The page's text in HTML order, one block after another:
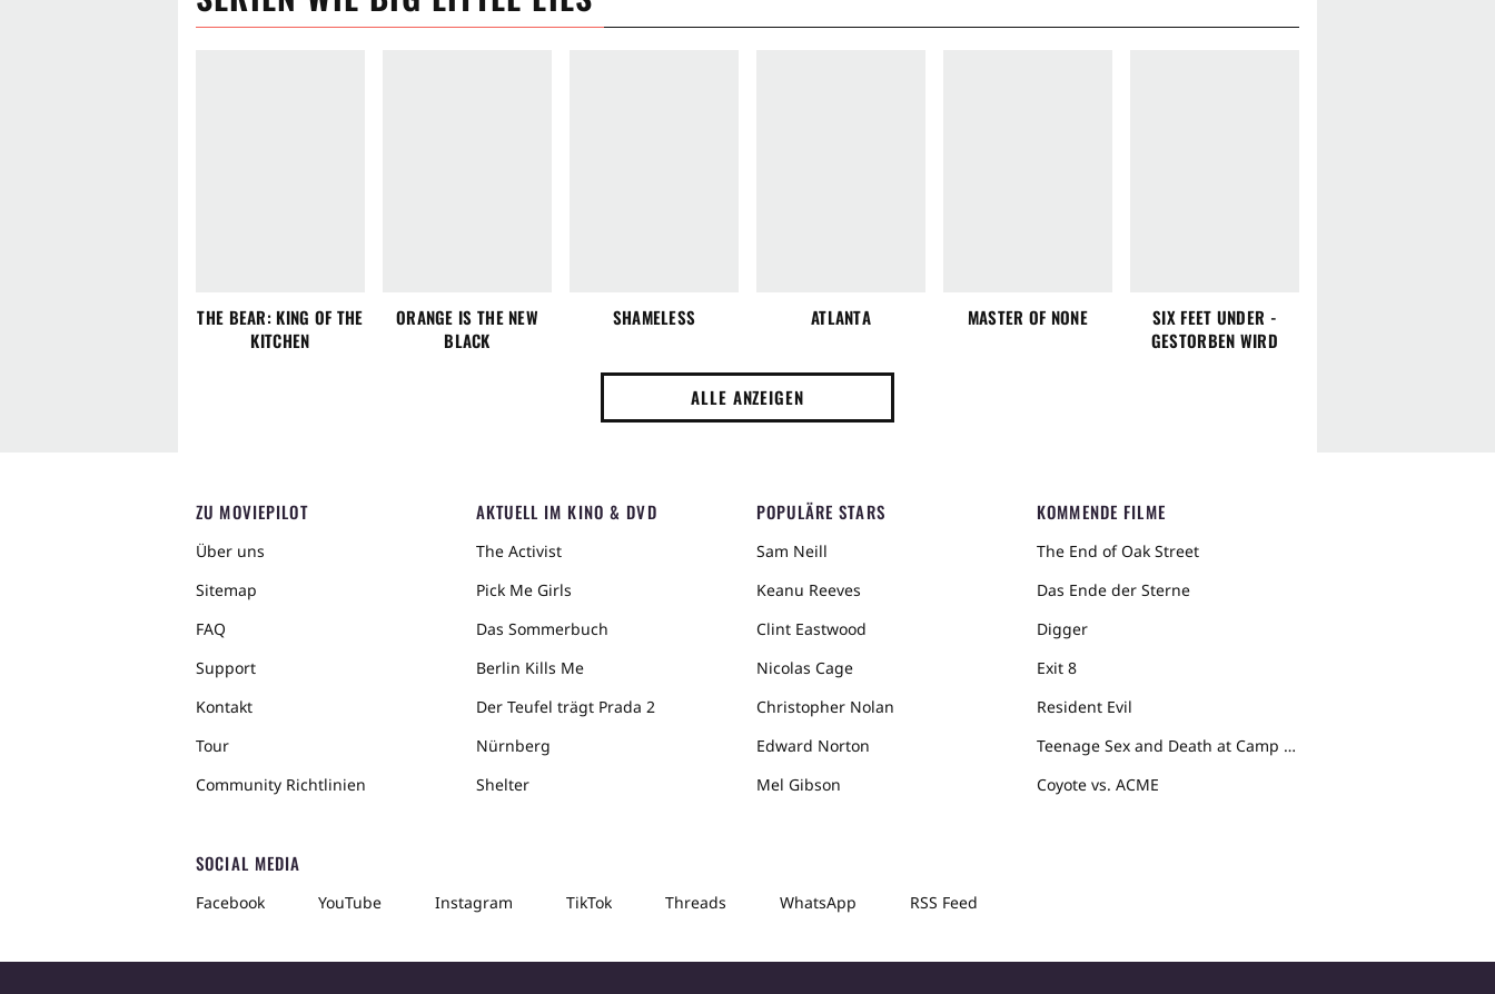
THE BEAR: KING OF THE
KITCHEN
ORANGE IS THE NEW
BLACK
SHAMELESS ATLANTA MASTER OF NONE
SIX FEET UNDER -
GESTORBEN WIRD
ALLE ANZEIGEN
ZU MOVIEPILOT
Über uns
Sitemap
FAQ
Support
Kontakt
Tour
Community Richtlinien
AKTUELL IM KINO & DVD
The Activist
Pick Me Girls
Das Sommerbuch
Berlin Kills Me
Der Teufel trägt Prada 2
Nürnberg
Shelter
POPULÄRE STARS
Sam Neill
Keanu Reeves
Clint Eastwood
Nicolas Cage
Christopher Nolan
Edward Norton
Mel Gibson
KOMMENDE FILME
The End of Oak Street
Das Ende der Sterne
Digger
Exit 8
Resident Evil
Teenage Sex and Death at Camp Miasma
Coyote vs. ACME
SOCIAL MEDIA
Facebook YouTube Instagram TikTok Threads WhatsApp RSS Feed